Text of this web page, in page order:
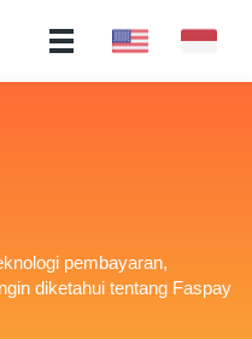
pembayaran,
diketahui tentang Faspay